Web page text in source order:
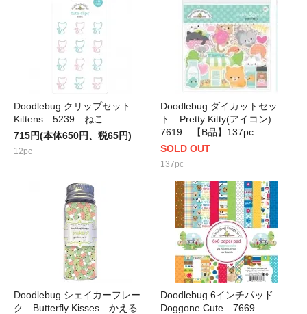
Doodlebug クリップセット
Kittens 5239 ねこ
715円(本体650円、税65円)
12pc
Doodlebug ダイカットセッ
ト Pretty Kitty(アイコン)
7619 【B品】137pc
SOLD OUT
137pc
Doodlebug シェイカーフレー
ク Butterfly Kisses かえる
Doodlebug 6インチパッド
Doggone Cute 7669